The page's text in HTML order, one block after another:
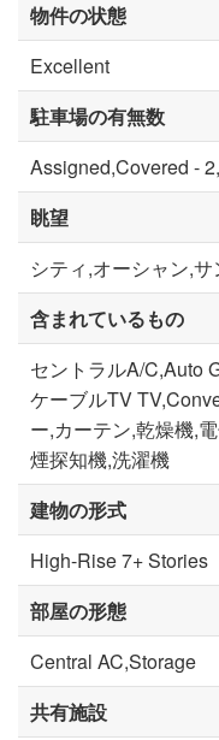
物件の状態
Excellent
駐車場の有無数
Assigned,Covered -
眺望
シティ,オーシャン,サ
含まれているもの
セントラルA/C,Auto
ケーブルTV
ー,カーテン,乾燥機,
煙探知機,洗濯機
建物の形式
High-Rise 7+ Stories
部屋の形態
Central AC,Storage
共有施設